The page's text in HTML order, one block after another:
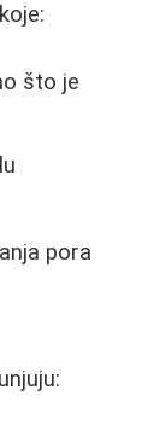
što je
pora